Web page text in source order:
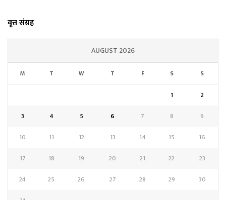
वृत्त संग्रह
AUGUST 2026
M T W T F S S
1
2
3
4 5 6 7 8
9
10
11 12 13 14 15
16
17
18 19 20 21 22
23
24
25 26 27 28 29
30